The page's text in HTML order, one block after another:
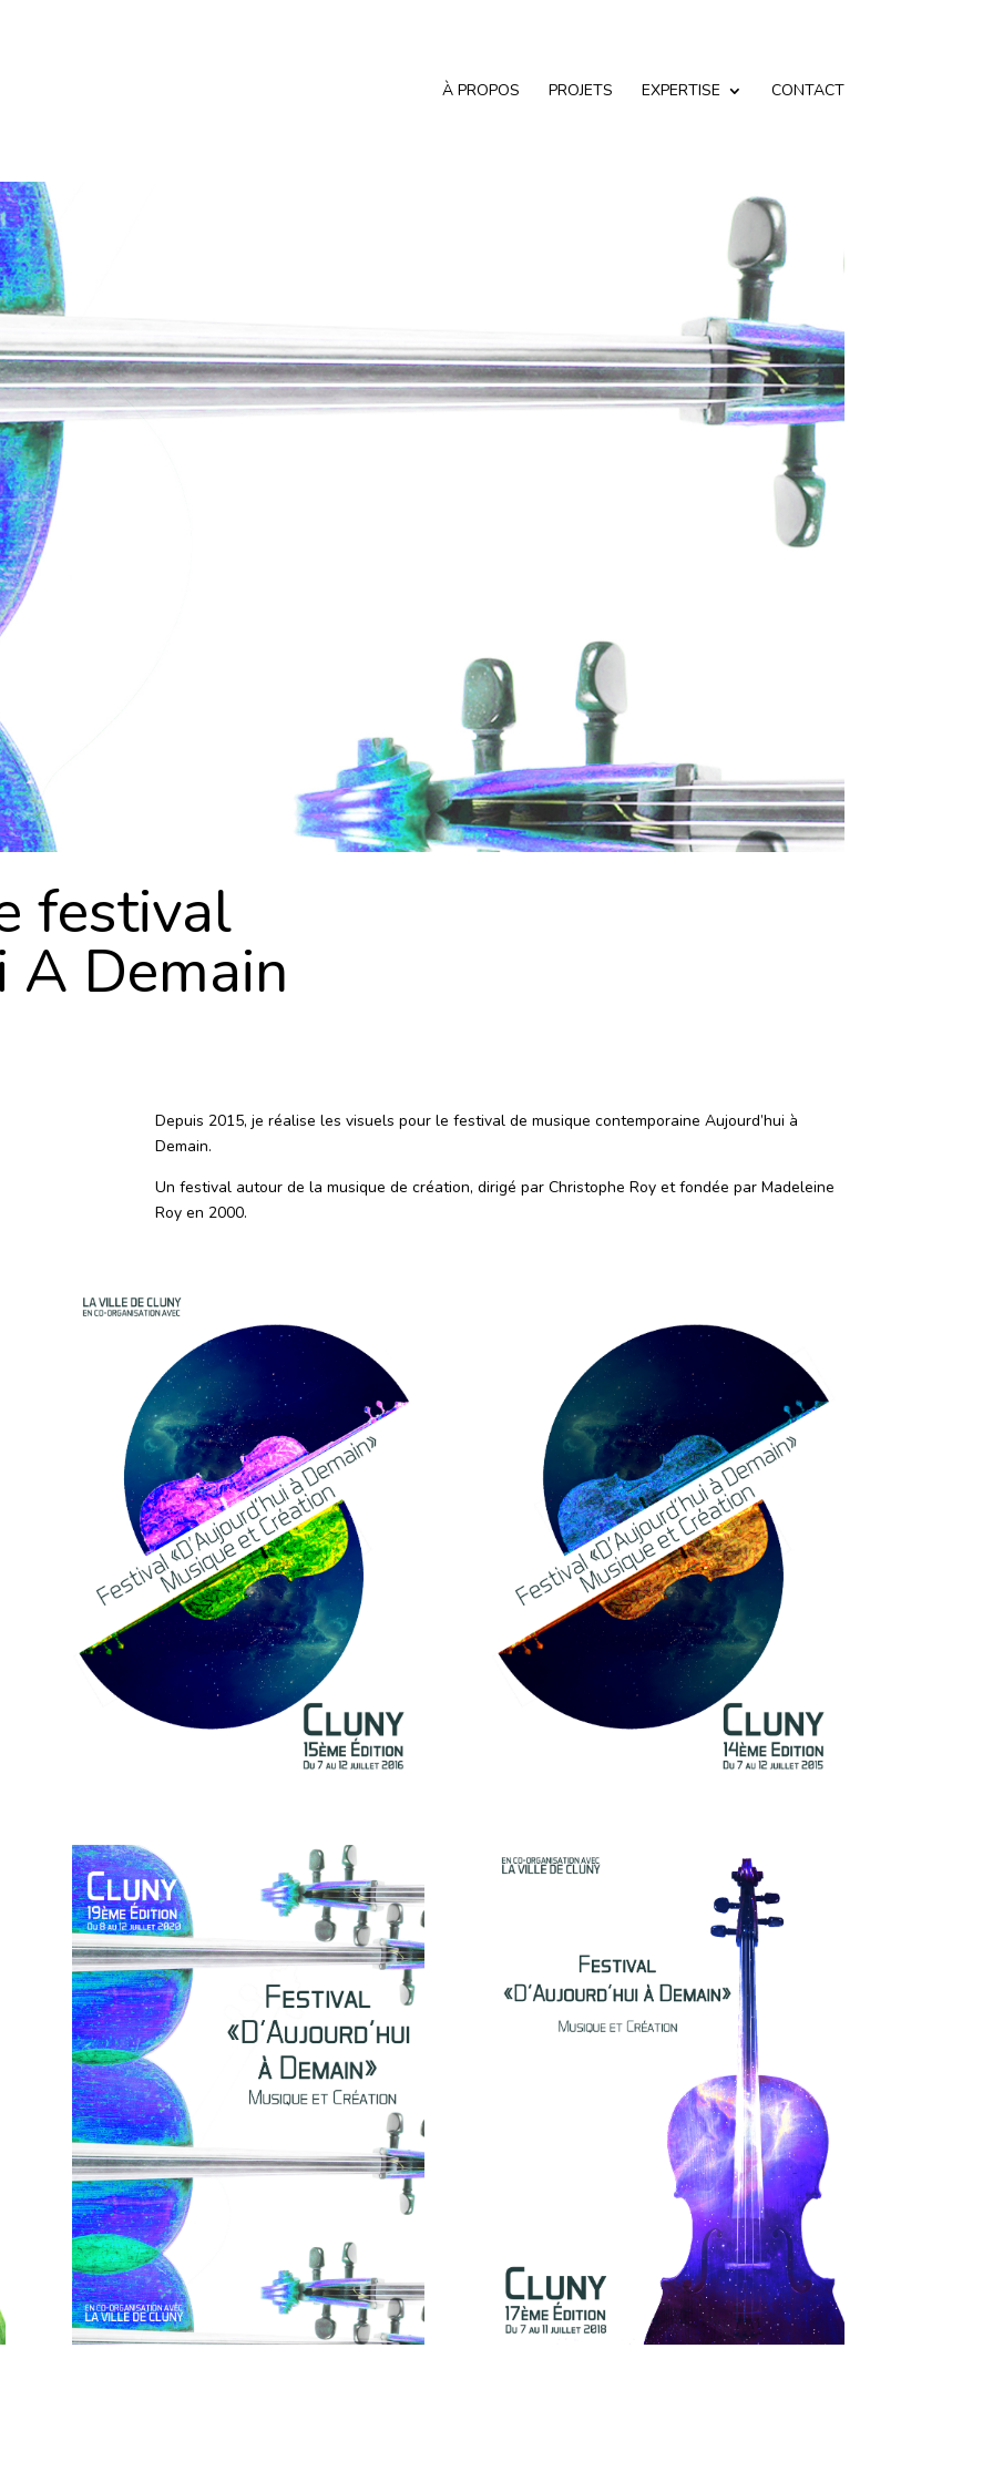
À PROPOS PROJETS EXPERTISE CONTACT
festival
A Demain
Depuis 2015, je réalise les visuels pour le festival de musique contemporaine Aujourd’hui à
Demain.
Un festival autour de la musique de création, dirigé par Christophe Roy et fondée par Madeleine
Roy en 2000.